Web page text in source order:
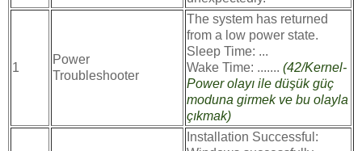
1
Power
Troubleshooter
The system has returned
from a low power state.
Sleep Time: ...
Wake Time: ....... (42/Kernel-
Power olayı ile düşük güç
moduna girmek ve bu olayla
çıkmak)
Installation Successful: